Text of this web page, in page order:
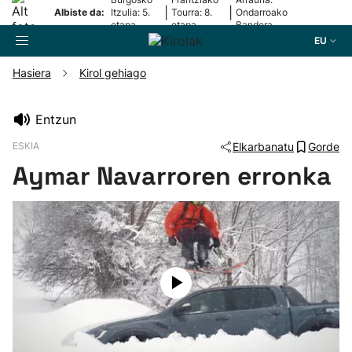
Albiste da:
Itzulia: 5.
etapa
Tourra: 8.
etapa
Ondarroako
Bandera
EU
Pilota
Arrauna
Saskibaloia
Txirrindularitza
Hasiera Kirol gehiago
Entzun
ESKIA Elkarbanatu Gorde
Aymar Navarroren erronka